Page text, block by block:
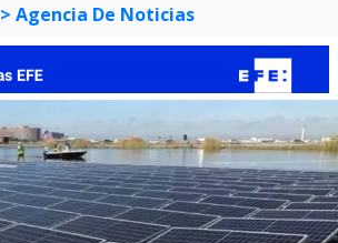
> Agencia De Noticias